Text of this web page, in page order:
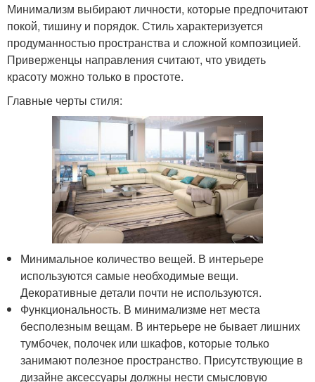
Минимализм выбирают личности, которые предпочитают
покой, тишину и порядок. Стиль характеризуется
продуманностью пространства и сложной композицией.
Приверженцы направления считают, что увидеть
красоту можно только в простоте.
Главные черты стиля:
Минимальное количество вещей. В интерьере
используются самые необходимые вещи.
Декоративные детали почти не используются.
Функциональность. В минимализме нет места
бесполезным вещам. В интерьере не бывает лишних
тумбочек, полочек или шкафов, которые только
занимают полезное пространство. Присутствующие в
дизайне аксессуары должны нести смысловую